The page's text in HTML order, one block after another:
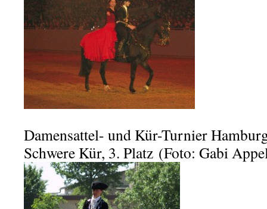
Damensattel- und Kür-Turnier
Schwere Kür, 3. Platz (Foto: Gabi